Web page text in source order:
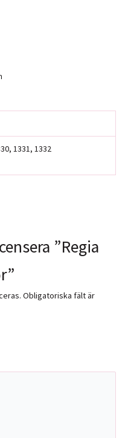
1331, 1332
”Regia
Obligatoriska fält är